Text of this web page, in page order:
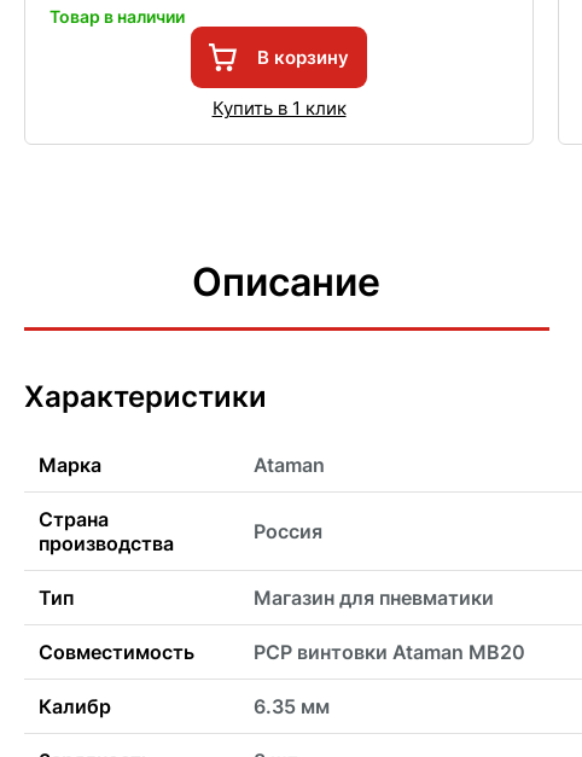
Товар в наличии
В корзину
Купить в 1 клик
Описание
Характеристики
Марка Ataman
Страна
производства
Россия
Тип Магазин для пневматики
Совместимость PCP винтовки Ataman MB20
Калибр 6.35 мм